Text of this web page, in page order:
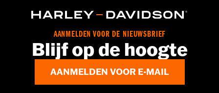
Per stuk verkocht:
Elk
AANMELDEN VOOR DE NIEUWSBRIEF
Blijf op de hoogte
AANMELDEN VOOR E-MAIL